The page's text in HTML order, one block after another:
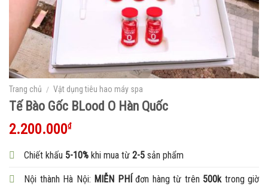
Trang chủ / Vật dụng tiêu hao máy spa
Tế Bào Gốc BLood O Hàn Quốc
2.200.000₫
Chiết khấu 5-10% khi mua từ 2-5 sản phẩm
Nội thành Hà Nội: MIỄN PHÍđơn hàng từ trên 500ktrong giờ